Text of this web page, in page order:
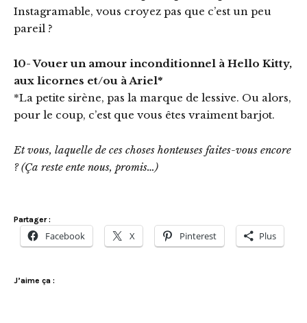
Instagramable, vous croyez pas que c’est un peu
pareil ?
10- Vouer un amour inconditionnel à Hello Kitty,
aux licornes et/ou à Ariel*
*La petite sirène, pas la marque de lessive. Ou alors,
pour le coup, c’est que vous êtes vraiment barjot.
Et vous, laquelle de ces choses honteuses faites-vous encore
? (Ça reste ente nous, promis…)
Partager :
Facebook X Pinterest Plus
J’aime ça :